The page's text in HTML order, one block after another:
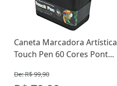
Caneta Marcadora Artística
Touch Pen 60 Cores Pont...
De: R$ 99,90